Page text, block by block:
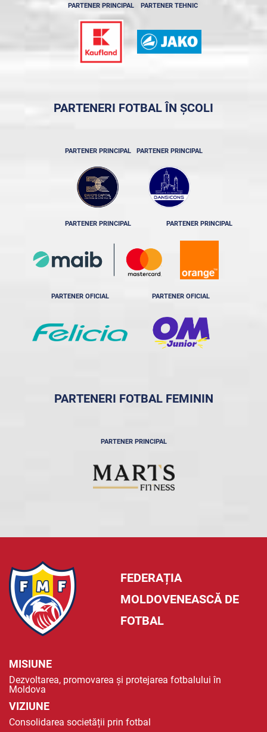
PARTENER PRINCIPAL PARTENER TEHNIC
PARTENERI FOTBAL ÎN ȘCOLI
PARTENER PRINCIPAL PARTENER PRINCIPAL
PARTENER PRINCIPAL PARTENER PRINCIPAL
PARTENER OFICIAL PARTENER OFICIAL
PARTENERI FOTBAL FEMININ
PARTENER PRINCIPAL
FEDERAȚIA
MOLDOVENEASCĂ DE
FOTBAL
MISIUNE
Dezvoltarea, promovarea și protejarea fotbalului în
Moldova
VIZIUNE
Consolidarea societății prin fotbal